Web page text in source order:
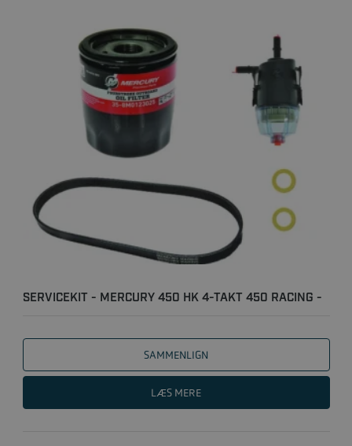
SERVICEKIT - MERCURY 450 HK 4-TAKT 450 RACING -
SAMMENLIGN
LÆS MERE